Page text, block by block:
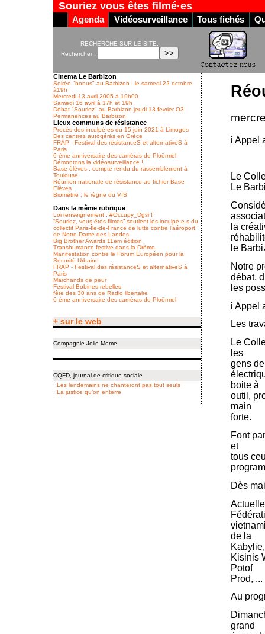
Souriez vous êtes filmé·es
Agenda Vidéosurveillance Tous fichés
RECHERCHE SUR LE SITE:
Rechercher :
i Appel
Le
Le
la
le
Notre
débat,
les
i Appel
Les
Le
les
gens
boite à
outil,
main
forte.
Font
et
tous
Dès
de la
Kisinis
Potof
Prod, ...
Au
grand
Cinema Le Barbizon
Soirée "bonus" au Barbizon ! le samedi 22 octobre
à19h
Mercredi 13 avril 2005 à 19h00
Samedi 16 avril à 17h et 19h
Débat "Souriez" au Barbizon jeudi 13 fevrier O3
Permanences au Barbizon
Lieux communs de résistance
Procès des inculpé·es du 15 juin 2021 à Limoges
Des centres autogérés en Grèce
FRAP - Festival des résistanceS et alternativeS à
Paris
6 ème anniversaire des caméras de Ploërmel
Démontons la vidéosurveillance !
Base élèves : compte rendu du rassemblement à
Toulouse
Réunion nationale de résistance au fichier Base
Elèves
Biométrie : le règne du VIS
Dans la même rubrique
Loi renseignement : #Occupy_Dgsi !
“Souriez, vous êtes filmés” soutient les inculpé-e-s du
collectif Paris-Île-de-France de lutte contre l’aéroport
de Notre-Dame-des-Landes
Big Brother Awards 11em édition
Transhumance festive dans la Drôme
Manifestation contre le Forum Européen pour la
Sécurité Urbaine
FRAP - Festival des résistanceS et alternativeS à
Paris
Marchands de peur
Festival Bobines rebelles
fête des 30 ans de Radio libertaire
6 ème anniversaire des caméras de Ploërmel
+ sur le web
Compagnie Jolie Mome
CQFD, journal de critique sociale
::Les lendemains ne chanteront pas tout seuls
::La justice qu’on enterre